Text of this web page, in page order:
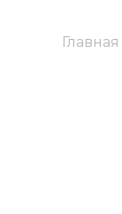
Главная